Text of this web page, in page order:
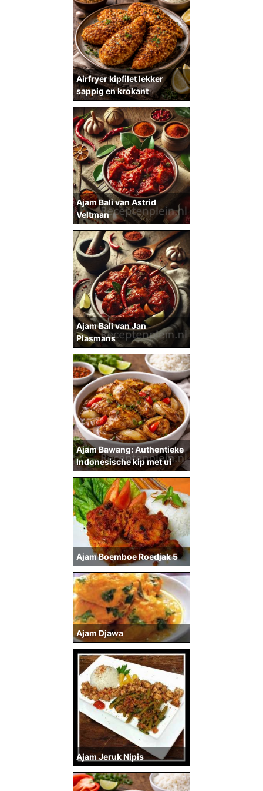
Airfryer kipfilet lekker
sappig en krokant
Ajam Bali van Astrid
Veltman
Ajam Bali van Jan
Plasmans
Ajam Bawang: Authentieke
Indonesische kip met ui
Ajam Boemboe Roedjak 5
Ajam Djawa
Ajam Jeruk Nipis